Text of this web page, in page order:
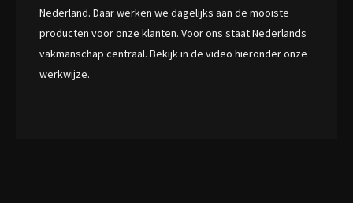
Nederland. Daar werken we dagelijks aan de mooiste
producten voor onze klanten. Voor ons staat Nederlands
vakmanschap centraal. Bekijk in de video hieronder onze
werkwijze.